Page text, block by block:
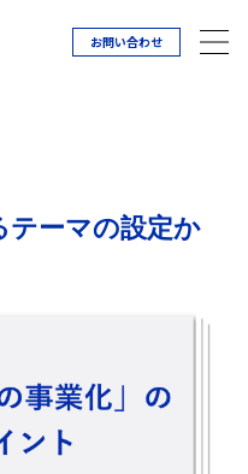
お問い合わせ
テーマの設定か
まで